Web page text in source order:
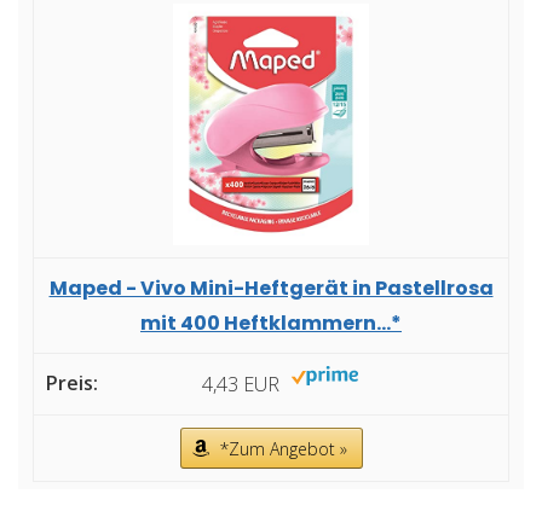
Maped - Vivo Mini-Heftgerät in Pastellrosa
mit 400 Heftklammern...*
4,43 EUR
*Zum Angebot »